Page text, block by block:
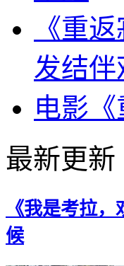
《重
发结伴
电影
最新更新
《我是考拉
候